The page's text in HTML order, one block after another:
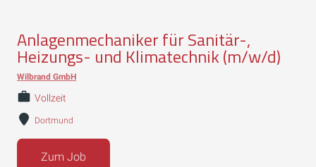
Anlagenmechaniker für Sanitär-,
Heizungs- und Klimatechnik (m/w/d)
Wilbrand GmbH
Vollzeit
Dortmund
Zum Job